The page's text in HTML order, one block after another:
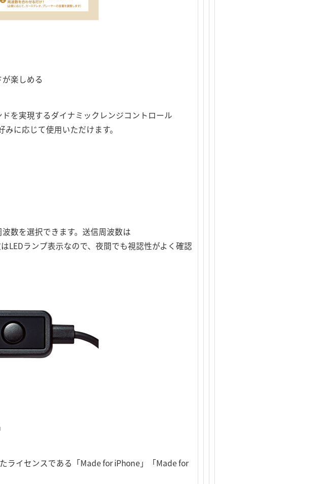
楽しめる
を実現するダイナミックレンジコントロール
みに応じて使用いただけます。
数を選択できます。送信周波数は
ランプ表示なので、夜間でも視認性がよく確認
ライセンスである「Made for iPhone」「Made for